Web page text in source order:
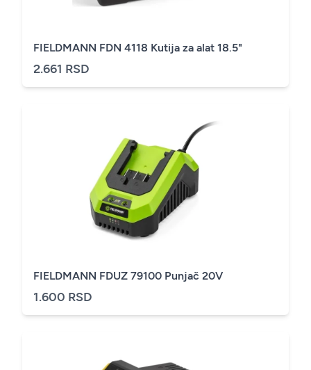
FIELDMANN FDN 4118 Kutija za alat 18.5"
2.661 RSD
FIELDMANN FDUZ 79100 Punjač 20V
1.600 RSD